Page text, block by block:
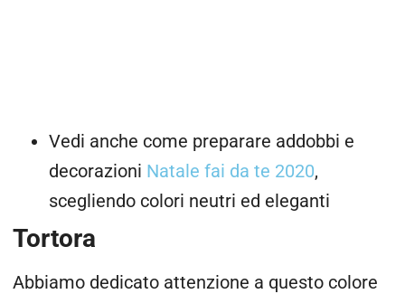
Vedi anche come preparare addobbi e
decorazioni Natale fai da te 2020,
scegliendo colori neutri ed eleganti
Tortora
Abbiamo dedicato attenzione a questo colore